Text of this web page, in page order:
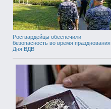
Росгвардейцы обеспечили
безопасность во время празднования
Дня ВДВ